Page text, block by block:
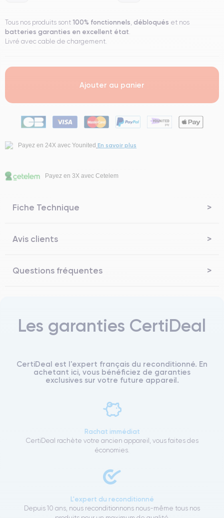
Tous nos produits sont 100% fonctionnels, débloqués et nos
batteries garanties en excellent état.
Livré avec cable de chargement.
Ajouter au panier
Payez en 24X avec Younited En savoir plus
Payez en 3X avec Cetelem
Fiche Technique
Avis clients
Questions fréquentes
Les garanties CertiDeal
CertiDeal est l'expert français du reconditionné. En
achetant ici, vous bénéficiez de garanties
exclusives sur votre future appareil.
Rachat immédiat
CertiDeal rachète votre ancien appareil, vous faites des
économies.
L'expert du reconditionné
Depuis 10 ans, nous reconditionnons nous-même tous nos